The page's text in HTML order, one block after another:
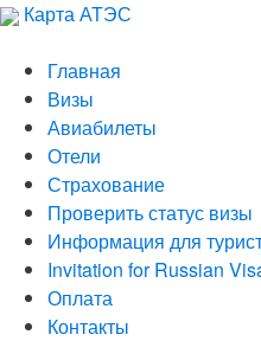
Карта АТЭС
Главная
Визы
Авиабилеты
Отели
Страхование
Проверить статус визы
Информация для
Invitation for Russian
Оплата
Контакты